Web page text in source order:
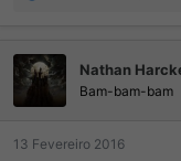
õ
e
s
Nathan
Bam-bam-bam
13 Fevereiro 2016